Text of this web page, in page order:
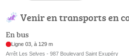
Venir en transports en
En bus
Ligne 03, à 129 m
Arrêt Les Selves - 987 Boulevard Saint Exupéry